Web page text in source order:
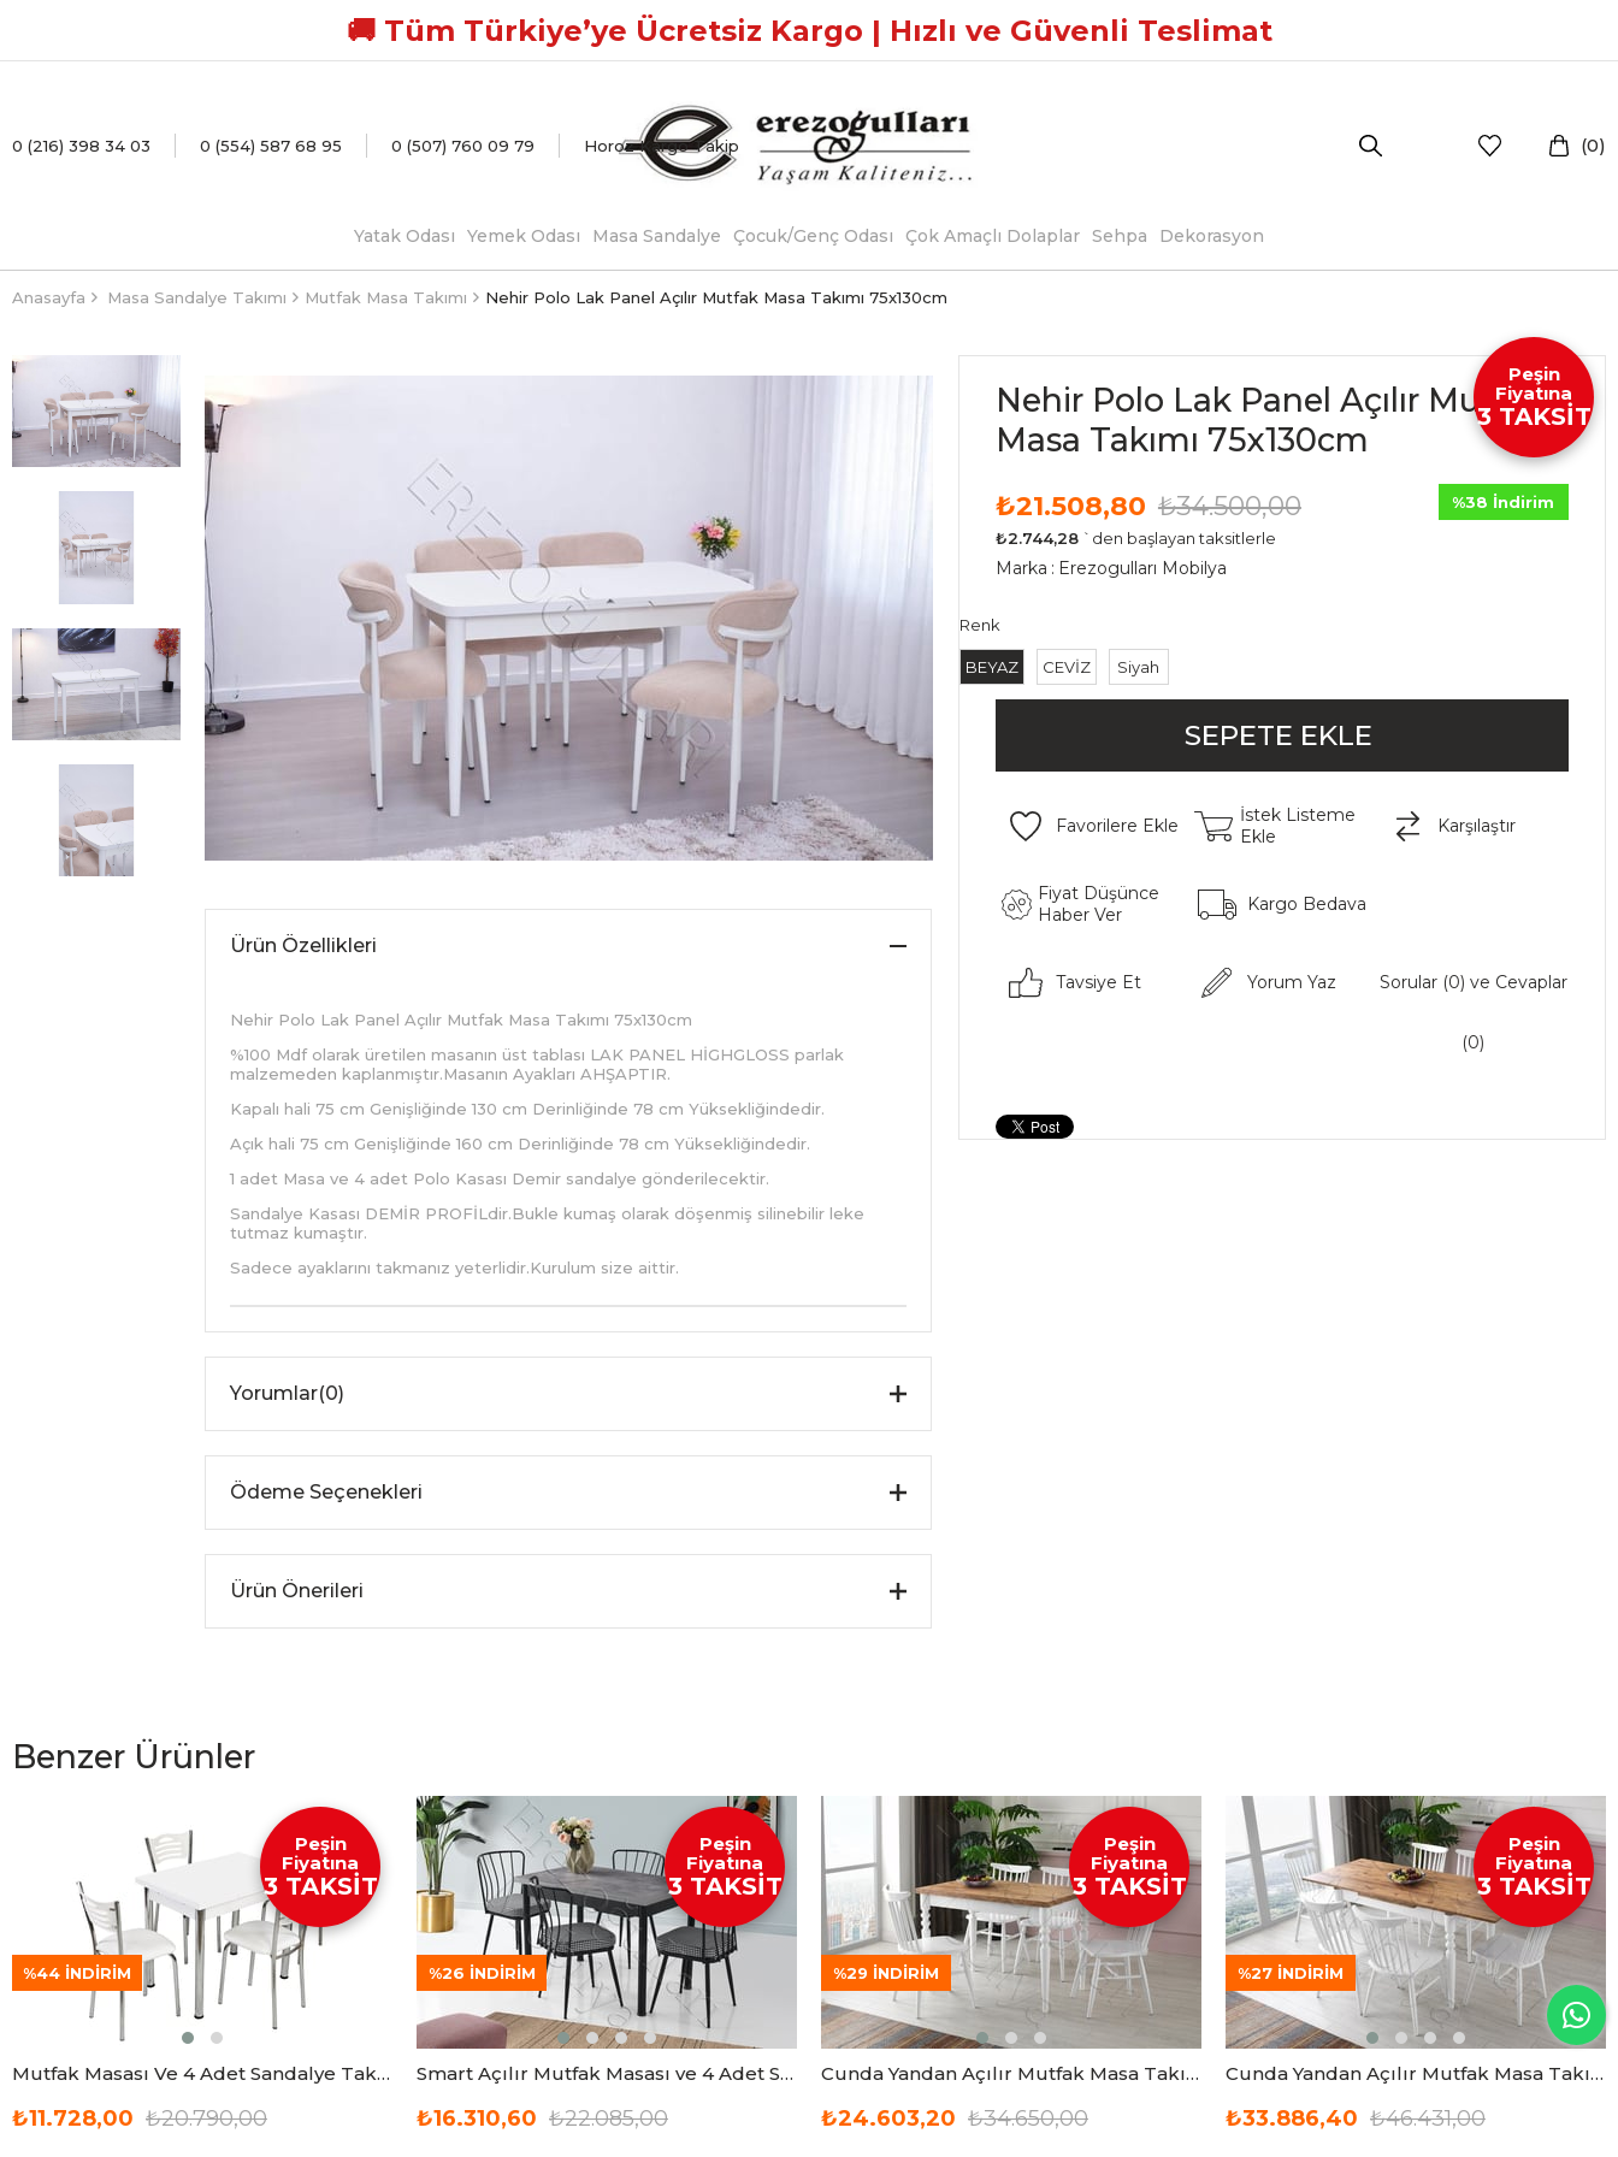
🚚 Tüm Türkiye’ye Ücretsiz Kargo | Hızlı ve Güvenli Teslimat
0 (216) 398 34 03 0 (554) 587 68 95 0 (507) 760 09 79 Horoz Kargo Takip 0
Yatak Odası Yemek Odası Masa Sandalye Çocuk/Genç Odası Çok Amaçlı Dolaplar Sehpa Dekorasyon
Anasayfa Masa Sandalye Takımı Mutfak Masa Takımı Nehir Polo Lak Panel Açılır Mutfak Masa Takımı 75x130cm
Ürün Özellikleri
Nehir Polo Lak Panel Açılır Mutfak Masa Takımı 75x130cm
%100 Mdf olarak üretilen masanın üst tablası LAK PANEL HİGHGLOSS parlak
malzemeden kaplanmıştır.Masanın Ayakları AHŞAPTIR.
Kapalı hali 75 cm Genişliğinde 130 cm Derinliğinde 78 cm Yüksekliğindedir.
Açık hali 75 cm Genişliğinde 160 cm Derinliğinde 78 cm Yüksekliğindedir.
1 adet Masa ve 4 adet Polo Kasası Demir sandalye gönderilecektir.
Sandalye Kasası DEMİR PROFİLdir.Bukle kumaş olarak döşenmiş silinebilir leke
tutmaz kumaştır.
Sadece ayaklarını takmanız yeterlidir.Kurulum size aittir.
Yorumlar(0)
Ödeme Seçenekleri
Ürün Önerileri
Nehir Polo Lak Panel Açılır Mutfak
Masa Takımı 75x130cm
₺34.500,00
₺21.508,80
₺2.744,28 `den başlayan taksitlerle
%38 İndirim
Marka : Erezogulları Mobilya
Renk
BEYAZ CEVİZ Siyah
Favorilere Ekle
İstek Listeme
Ekle
Karşılaştır
Fiyat Düşünce
Haber Ver
Kargo Bedava
Tavsiye Et Yorum Yaz Sorular (0) ve Cevaplar
(0)
Benzer Ürünler
Mutfak Masası Ve 4 Adet Sandalye Takımı Özel Ölçü 60X90 Açılır
₺11.728,00 ₺20.790,00
%44 İNDIRIM
Peşin
Fiyatına
3 TAKSİT
Smart Açılır Mutfak Masası ve 4 Adet Sandalye Takımı 70*110cm
₺16.310,60 ₺22.085,00
%26 İNDIRIM
Peşin
Fiyatına
3 TAKSİT
Cunda Yandan Açılır Mutfak Masa Takımı ve 4 Adet Sandalye 70x110cm
₺24.603,20 ₺34.650,00
%29 İNDIRIM
Peşin
Fiyatına
3 TAKSİT
Cunda Yandan Açılır Mutfak Masa Takımı ve 6 Adet Sandalye 70x110cm
₺33.886,40 ₺46.431,00
%27 İNDIRIM
Peşin
Fiyatına
3 TAKSİT
Peşin
Fiyatına
3 TAKSİT